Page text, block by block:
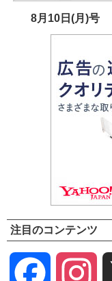
8月10日(月)号
注目のコンテンツ
Facebook